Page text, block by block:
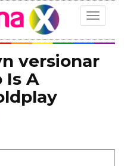
Toggle
versionar
Is A